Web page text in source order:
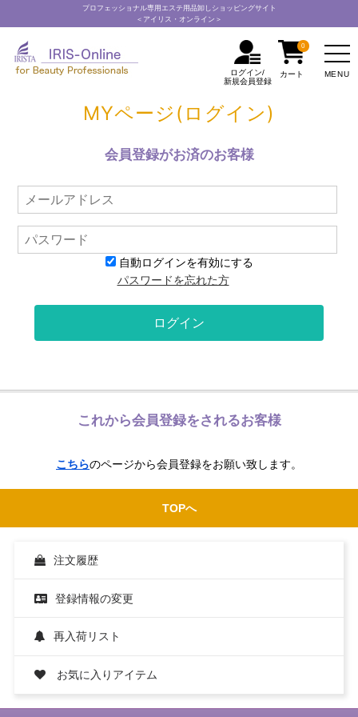
MENU
ログイン/
新規会員登録
カート
0
プロフェッショナル専用エステ用品卸しショッピングサイト
＜アイリス・オンライン＞
MYページ(ログイン)
会員登録がお済のお客様
自動ログインを有効にする
パスワードを忘れた方
これから会員登録をされるお客様
こちらのページから会員登録をお願い致します。
TOPへ
注文履歴
登録情報の変更
再入荷リスト
お気に入りアイテム